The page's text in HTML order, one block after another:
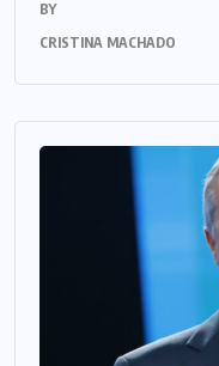
BY
CRISTINA MACHADO